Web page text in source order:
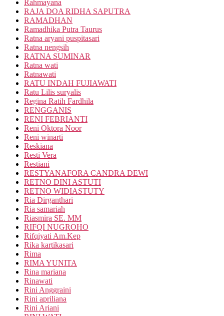
Rahmayana
RAJA DOA RIDHA SAPUTRA
RAMADHAN
Ramadhika Putra Taurus
Ratna aryani puspitasari
Ratna nengsih
RATNA SUMINAR
Ratna wati
Ratnawati
RATU INDAH FUJIAWATI
Ratu Lilis suryalis
Regina Ratih Fardhila
RENGGANIS
RENI FEBRIANTI
Reni Oktora Noor
Reni winarti
Reskiana
Resti Vera
Restiani
RESTYANAFORA CANDRA DEWI
RETNO DINI ASTUTI
RETNO WIDIASTUTY
Ria Dirganthari
Ria samariah
Riasmira SE. MM
RIFQI NUGROHO
Rifqiyati Am.Kep
Rika kartikasari
Rima
RIMA YUNITA
Rina mariana
Rinawati
Rini Anggraini
Rini apriliana
Rini Ariani